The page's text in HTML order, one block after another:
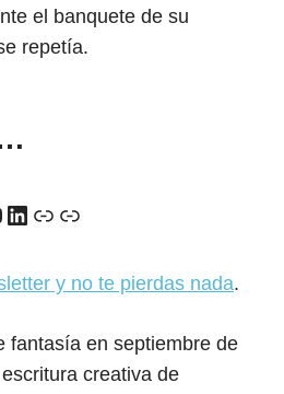
el banquete de su
repetía.
LinkedIn
Enlace
Enlace
y no te pierdas nada.
fantasía en septiembre de
creativa de